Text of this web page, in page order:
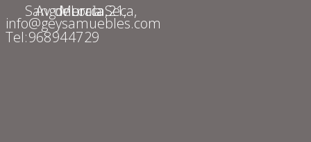
Av. de Lorca, 21, Sangonera la Seca, Murcia
info@geysamuebles.com
Tel: 968 94 47 29